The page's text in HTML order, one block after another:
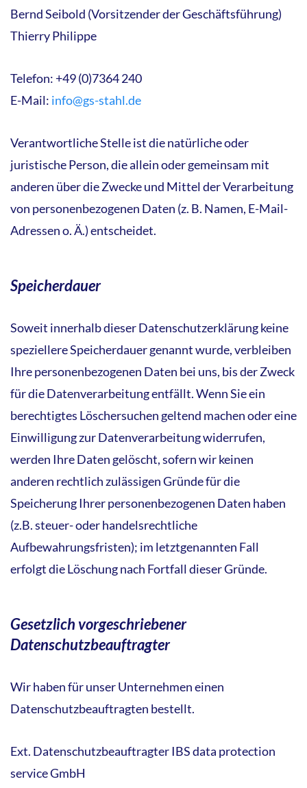
Bernd Seibold (Vorsitzender der Geschäftsführung)
Thierry Philippe
Telefon: +49 (0)7364 240
E-Mail: info@gs-stahl.de
Verantwortliche Stelle ist die natürliche oder
juristische Person, die allein oder gemeinsam mit
anderen über die Zwecke und Mittel der Verarbeitung
von personenbezogenen Daten (z. B. Namen, E-Mail-
Adressen o. Ä.) entscheidet.
Speicherdauer
Soweit innerhalb dieser Datenschutzerklärung keine
speziellere Speicherdauer genannt wurde, verbleiben
Ihre personenbezogenen Daten bei uns, bis der Zweck
für die Datenverarbeitung entfällt. Wenn Sie ein
berechtigtes Löschersuchen geltend machen oder eine
Einwilligung zur Datenverarbeitung widerrufen,
werden Ihre Daten gelöscht, sofern wir keinen
anderen rechtlich zulässigen Gründe für die
Speicherung Ihrer personenbezogenen Daten haben
(z.B. steuer- oder handelsrechtliche
Aufbewahrungsfristen); im letztgenannten Fall
erfolgt die Löschung nach Fortfall dieser Gründe.
Gesetzlich vorgeschriebener
Datenschutzbeauftragter
Wir haben für unser Unternehmen einen
Datenschutzbeauftragten bestellt.
Ext. Datenschutzbeauftragter IBS data protection
service GmbH